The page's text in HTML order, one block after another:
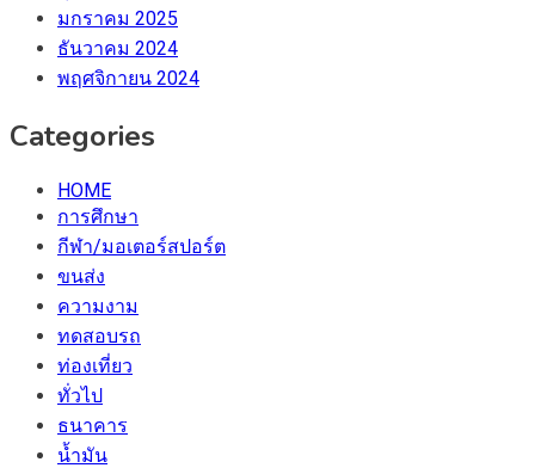
มกราคม 2025
ธันวาคม 2024
พฤศจิกายน 2024
Categories
HOME
การศึกษา
กีฬา/มอเตอร์สปอร์ต
ขนส่ง
ความงาม
ทดสอบรถ
ท่องเที่ยว
ทั่วไป
ธนาคาร
น้ำมัน